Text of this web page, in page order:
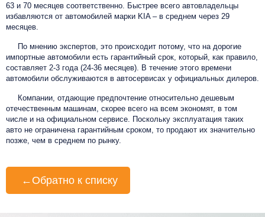
63 и 70 месяцев соответственно. Быстрее всего автовладельцы
избавляются от автомобилей марки KIA – в среднем через 29
месяцев.
По мнению экспертов, это происходит потому, что на дорогие
импортные автомобили есть гарантийный срок, который, как правило,
составляет 2-3 года (24-36 месяцев). В течение этого времени
автомобили обслуживаются в автосервисах у официальных дилеров.
Компании, отдающие предпочтение относительно дешевым
отечественным машинам, скорее всего на всем экономят, в том
числе и на официальном сервисе. Поскольку эксплуатация таких
авто не ограничена гарантийным сроком, то продают их значительно
позже, чем в среднем по рынку.
← Обратно к списку